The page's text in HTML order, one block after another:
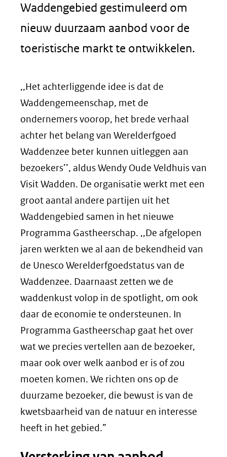
Waddengebied gestimuleerd om
nieuw duurzaam aanbod voor de
toeristische markt te ontwikkelen.
,,Het achterliggende idee is dat de
Waddengemeenschap, met de
ondernemers voorop, het brede verhaal
achter het belang van Werelderfgoed
Waddenzee beter kunnen uitleggen aan
bezoekers’’, aldus Wendy Oude Veldhuis van
Visit Wadden. De organisatie werkt met een
groot aantal andere partijen uit het
Waddengebied samen in het nieuwe
Programma Gastheerschap. ,,De afgelopen
jaren werkten we al aan de bekendheid van
de Unesco Werelderfgoedstatus van de
Waddenzee. Daarnaast zetten we de
waddenkust volop in de spotlight, om ook
daar de economie te ondersteunen. In
Programma Gastheerschap gaat het over
wat we precies vertellen aan de bezoeker,
maar ook over welk aanbod er is of zou
moeten komen. We richten ons op de
duurzame bezoeker, die bewust is van de
kwetsbaarheid van de natuur en interesse
heeft in het gebied.”